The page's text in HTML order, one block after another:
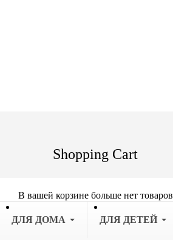
Shopping Cart
В вашей корзине больше нет товаров
ДЛЯ ДОМА ДЛЯ ДЕТЕЙ